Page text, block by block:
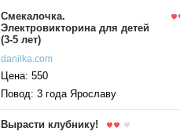
Смекалочка.
Электровикторина для детей
(3-5 лет)
danilka.com
Цена: 550
Повод: 3 года Ярославу
Вырасти клубнику!